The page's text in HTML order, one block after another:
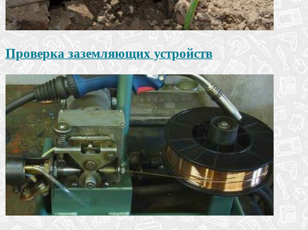
Проверка заземляющих устройств